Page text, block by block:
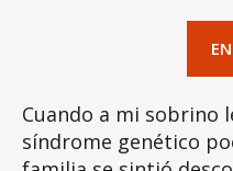
Cuando a mi sobrino
síndrome genético